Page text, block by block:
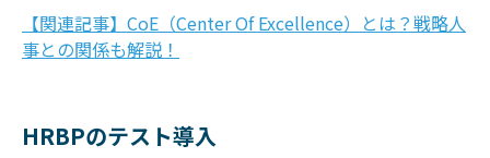
【関連記事】CoE（Center Of Excellence）とは？戦略人
事との関係も解説！
HRBPのテスト導入